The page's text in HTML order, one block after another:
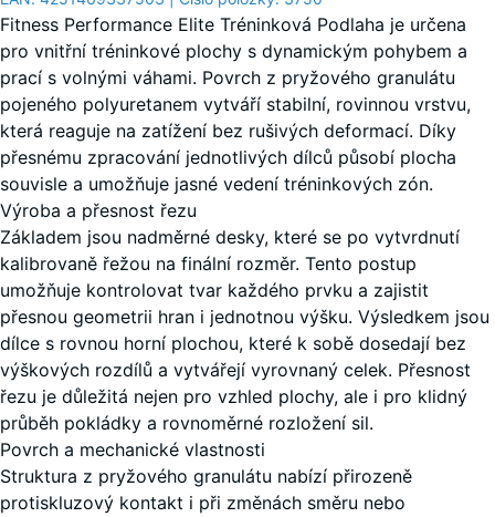
Fitness Performance Elite Tréninková Podlaha je určena
pro vnitřní tréninkové plochy s dynamickým pohybem a
prací s volnými váhami. Povrch z pryžového granulátu
pojeného polyuretanem vytváří stabilní, rovinnou vrstvu,
která reaguje na zatížení bez rušivých deformací. Díky
přesnému zpracování jednotlivých dílců působí plocha
souvisle a umožňuje jasné vedení tréninkových zón.
Výroba a přesnost řezu
Základem jsou nadměrné desky, které se po vytvrdnutí
kalibrovaně řežou na finální rozměr. Tento postup
umožňuje kontrolovat tvar každého prvku a zajistit
přesnou geometrii hran i jednotnou výšku. Výsledkem jsou
dílce s rovnou horní plochou, které k sobě dosedají bez
výškových rozdílů a vytvářejí vyrovnaný celek. Přesnost
řezu je důležitá nejen pro vzhled plochy, ale i pro klidný
průběh pokládky a rovnoměrné rozložení sil.
Povrch a mechanické vlastnosti
Struktura z pryžového granulátu nabízí přirozeně
protiskluzový kontakt i při změnách směru nebo
červeně
posypaná
+ 42,00 Kč
Lehce
posypaná
+ 42,00 Kč
Lehce
žlutě
posypaná
+ 42,00 Kč
Lehký
zelený
posypaný
+ 42,00 Kč
produktu
uvedeno
jinak).
50 x
50 x
1,5
cm |
0,25
m²
50 x
50 x
1
cm |
0,25
m²
- 48,00 Kč